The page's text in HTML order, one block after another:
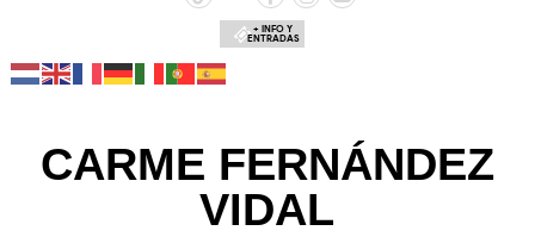
+ INFO Y
ENTRADAS
CARME FERNÁNDEZ
VIDAL